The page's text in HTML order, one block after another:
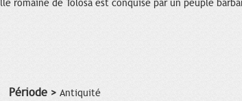
romaine de Tolosa est conquise par un peuple
Période > Antiquité